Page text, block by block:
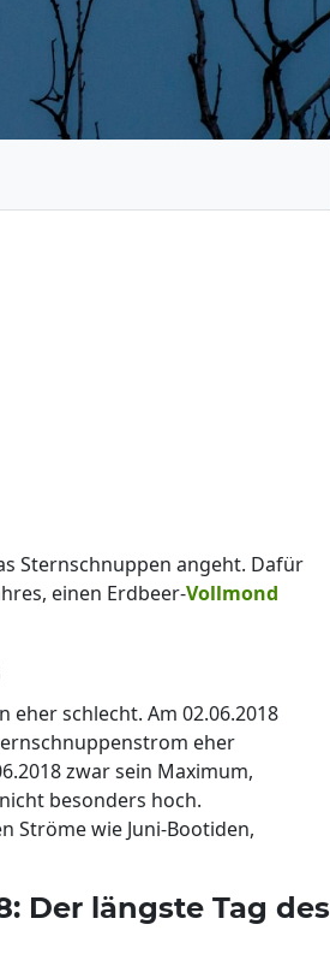
Sternschnuppen angeht. Dafür
einen Erdbeer-Vollmond
schlecht. Am 02.06.2018
eher
zwar sein Maximum,
besonders hoch.
Ströme wie Juni-Bootiden,
Der längste Tag des